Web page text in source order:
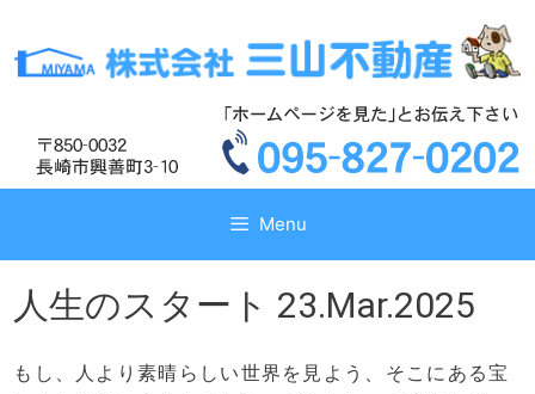
テ
ス
テ
ス
Menu
人生のスタート 23.Mar.2025
もし、人より素晴らしい世界を見よう、そこにある宝